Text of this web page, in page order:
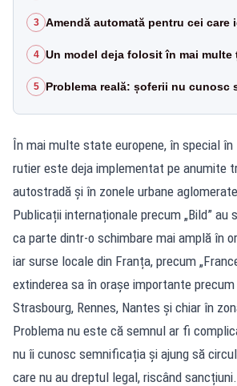
3 Amendă automată pentru cei care
4 Un model deja folosit în mai multe
5 Problema reală: șoferii nu cunosc
În mai multe state europene, în special
rutier este deja implementat pe anumite
autostradă și în zonele urbane
Publicații internaționale precum „Bild” au
ca parte dintr-o schimbare mai amplă în
iar surse locale din Franța, precum
extinderea sa în orașe importante precum
Strasbourg, Rennes, Nantes și chiar în
Problema nu este că semnul ar fi
nu îi cunosc semnificația și ajung să
care nu au dreptul legal, riscând sancțiuni.